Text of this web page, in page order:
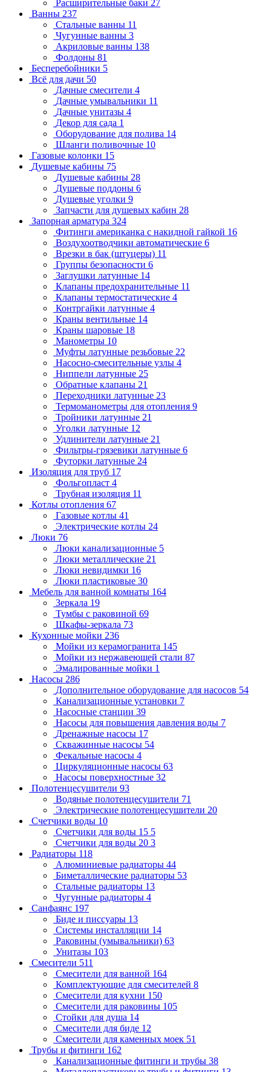
Расширительные баки 27
Ванны 237
Стальные ванны 11
Чугунные ванны 3
Акриловые ванны 138
Фолдоны 81
Бесперебойники 5
Всё для дачи 50
Дачные смесители 4
Дачные умывальники 11
Дачные унитазы 4
Декор для сада 1
Оборудование для полива 14
Шланги поливочные 10
Газовые колонки 15
Душевые кабины 75
Душевые кабины 28
Душевые поддоны 6
Душевые уголки 9
Запчасти для душевых кабин 28
Запорная арматура 324
Фитинги американка с накидной гайкой 16
Воздухоотводчики автоматические 6
Врезки в бак (штуцеры) 11
Группы безопасности 6
Заглушки латунные 14
Клапаны предохранительные 11
Клапаны термостатические 4
Контргайки латунные 4
Краны вентильные 14
Краны шаровые 18
Манометры 10
Муфты латунные резьбовые 22
Насосно-смесительные узлы 4
Ниппели латунные 25
Обратные клапаны 21
Переходники латунные 23
Термоманометры для отопления 9
Тройники латунные 21
Уголки латунные 12
Удлинители латунные 21
Фильтры-грязевики латунные 6
Футорки латунные 24
Изоляция для труб 17
Фольгопласт 4
Трубная изоляция 11
Котлы отопления 67
Газовые котлы 41
Электрические котлы 24
Люки 76
Люки канализационные 5
Люки металлические 21
Люки невидимки 16
Люки пластиковые 30
Мебель для ванной комнаты 164
Зеркала 19
Тумбы с раковиной 69
Шкафы-зеркала 73
Кухонные мойки 236
Мойки из керамогранита 145
Мойки из нержавеющей стали 87
Эмалированные мойки 1
Насосы 286
Дополнительное оборудование для насосов 54
Канализационные установки 7
Насосные станции 39
Насосы для повышения давления воды 7
Дренажные насосы 17
Скважинные насосы 54
Фекальные насосы 4
Циркуляционные насосы 63
Насосы поверхностные 32
Полотенцесушители 93
Водяные полотенцесушители 71
Электрические полотенцесушители 20
Счетчики воды 10
Счетчики для воды 15 5
Счетчики для воды 20 3
Радиаторы 118
Алюминиевые радиаторы 44
Биметаллические радиаторы 53
Стальные радиаторы 13
Чугунные радиаторы 4
Санфаянс 197
Биде и писсуары 13
Системы инсталляции 14
Раковины (умывальники) 63
Унитазы 103
Смесители 511
Смесители для ванной 164
Комплектующие для смесителей 8
Смесители для кухни 150
Смесители для раковины 105
Стойки для душа 14
Смесители для биде 12
Смесители для каменных моек 51
Трубы и фитинги 162
Канализационные фитинги и трубы 38